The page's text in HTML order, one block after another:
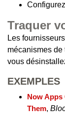
Traquer
Les
mécanismes
vous
EXEMPLES
Now Apps
Them,